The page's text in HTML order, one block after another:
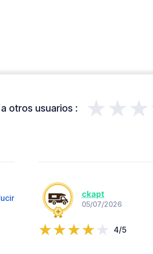
otros usuarios :
ckapt
05/07/2026
4/5